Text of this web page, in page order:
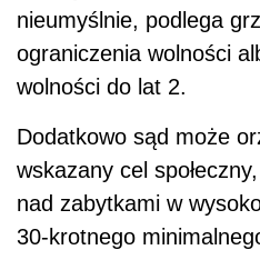
nieumyślnie, podlega
ograniczenia wolności
wolności do lat 2.
Dodatkowo sąd może
wskazany cel
nad zabytkami w
30-krotnego